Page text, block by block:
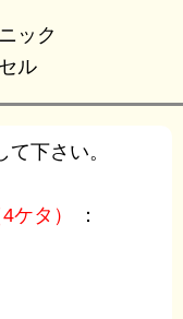
ック
ル
下さい。
ケタ） ：